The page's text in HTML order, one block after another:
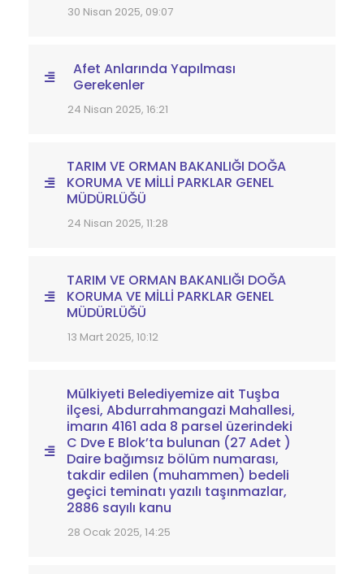
30 Nisan 2025, 09:07
Afet Anlarında Yapılması
Gerekenler
24 Nisan 2025, 16:21
TARIM VE ORMAN BAKANLIĞI DOĞA
KORUMA VE MİLLİ PARKLAR GENEL
MÜDÜRLÜĞÜ
24 Nisan 2025, 11:28
TARIM VE ORMAN BAKANLIĞI DOĞA
KORUMA VE MİLLİ PARKLAR GENEL
MÜDÜRLÜĞÜ
13 Mart 2025, 10:12
Mülkiyeti Belediyemize ait Tuşba
ilçesi, Abdurrahmangazi Mahallesi,
imarın 4161 ada 8 parsel üzerindeki
C Dve E Blok’ta bulunan (27 Adet )
Daire bağımsız bölüm numarası,
takdir edilen (muhammen) bedeli
geçici teminatı yazılı taşınmazlar,
2886 sayılı kanu
28 Ocak 2025, 14:25